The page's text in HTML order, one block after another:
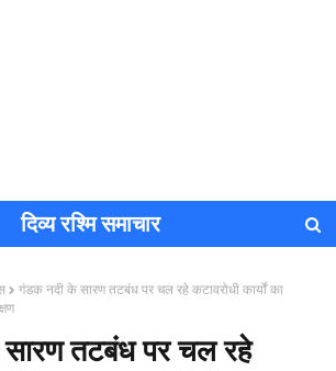
दिव्य रश्मि समाचार
गंडक नदी के सारण तटबंध पर चल रहे कटावरोधी कार्यों का
तटबंध पर चल रहे